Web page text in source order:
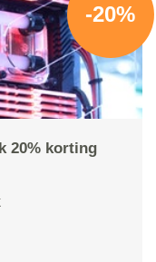
-20%
20% korting